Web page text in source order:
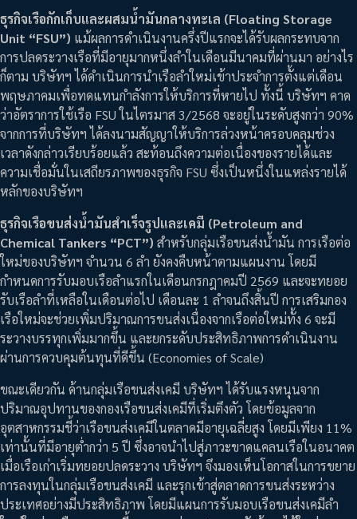
ธุรกิจเรือกักเก็บและผสมน้ำมันกลางทะเล (Floating Storage
Unit “FSU”) แม้ผลการดำเนินงานครึ่งปีแรกจะได้รับผลกระทบจาก
การปลดระวางเรือที่มีอายุมากหนึ่งลำในเดือนมีนาคมที่ผ่านมา อย่างไร
ก็ตาม บริษัทฯ ได้ดำเนินการนำเรือลำใหม่เข้าประจำการตั้งแต่เดือน
พฤษภาคมเพื่อทดแทนกำลังการให้บริการที่หายไป ทั้งนี้ บริษัทฯ คาด
ว่าอัตราการใช้เรือ FSU ในไตรมาส 3/2568 จะอยู่ในระดับสูงกว่า 90%
จากการที่บริษัทฯ ได้ลงนามสัญญาให้บริการล่วงหน้าครอบคลุมช่วง
เวลาดังกล่าวเรียบร้อยแล้ว สะท้อนถึงความต่อเนื่องของรายได้และ
ความเชื่อมั่นในเสถียรภาพของธุรกิจ FSU ซึ่งเป็นหนึ่งในแหล่งรายได้
หลักของบริษัทฯ
ธุรกิจเรือขนส่งน้ำมันสำเร็จรูปและเคมี (Petroleum and
Chemical Tankers “PCT”) สำหรับกลุ่มเรือขนส่งน้ำมัน การเรือต่อ
ใหม่ของบริษัทฯ จำนวน 6 ลำ ยังคงคืบหน้าตามแผนงาน โดยมี
กำหนดการรับมอบเรือลำแรกในเดือนกรกฎาคมปี 2569 และจะทยอย
รับเรือลำที่เหลือในเดือนต่อไป เดือนละ 1 ลำจนถึงสิ้นปี การเสริมกอง
เรือใหม่จะช่วยเพิ่มปริมาณการขนส่งเนื่องจากเรือต่อใหม่ทั้ง 6 จะมี
ระวางบรรทุกเพิ่มมากขึ้น และยกระดับประสิทธิภาพการดำเนินงาน
ผ่านการควบคุมต้นทุนที่ดีขึ้น (Economies of Scale)
ขณะเดียวกัน ด้านกลุ่มเรือขนส่งเคมี บริษัทฯ ได้รับแรงหนุนจาก
ปริมาณอุปทานของกองเรือขนส่งเคมีที่เริ่มตึงตัว โดยข้อมูลจาก
อุตสาหกรรมชี้ว่าเรือขนส่งเคมีในตลาดมีอายุเฉลี่ยสูง โดยมีเพียง 11%
เท่านั้นที่มีอายุต่ำกว่า 5 ปี ซึ่งอาจนำไปสู่ภาวะขาดแคลนเรือในอนาคต
เมื่อเรือเก่าเริ่มทยอยปลดระวาง บริษัทฯ จึงมองเห็นโอกาสในการขยาย
การลงทุนในกลุ่มเรือขนส่งเคมี และรุกเข้าสู่ตลาดการขนส่งระหว่าง
ประเทศอย่างมีประสิทธิภาพ โดยมีแผนการรับมอบเรือขนส่งเคมีลำ